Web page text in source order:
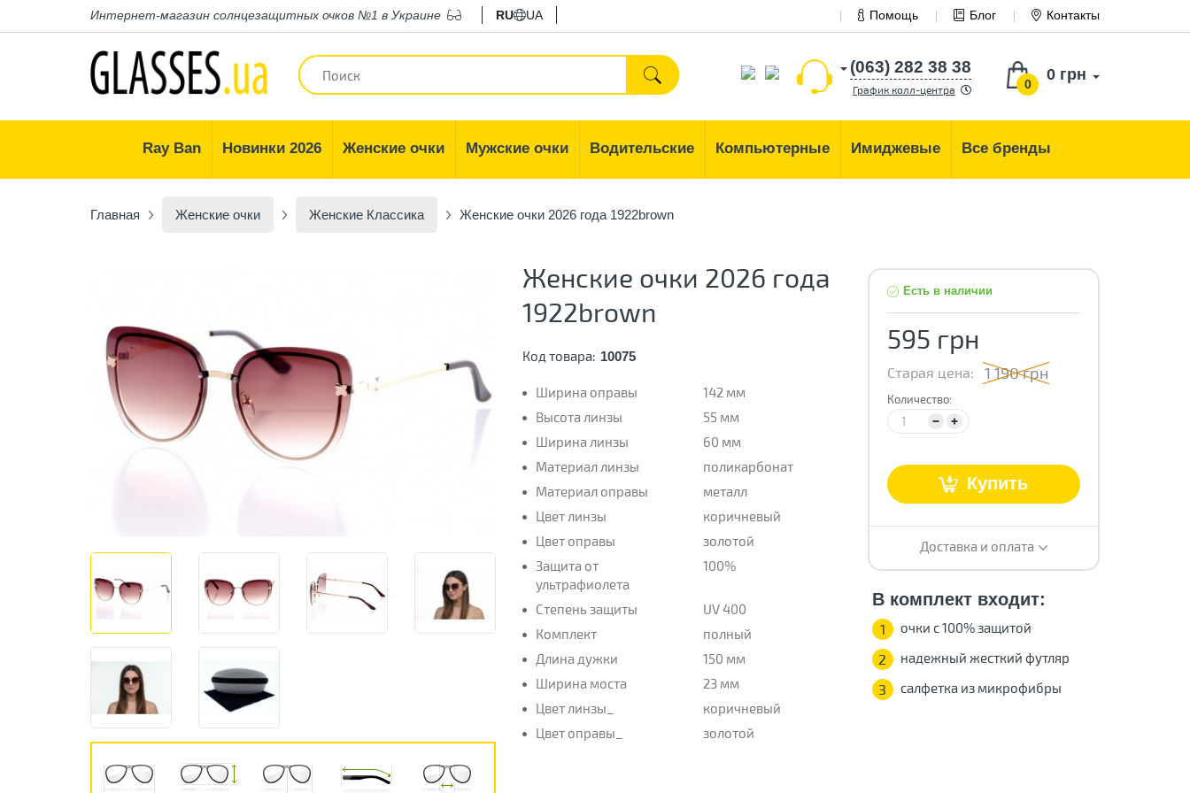
Интернет-магазин солнцезащитных очков №1 в Украине RU UA Помощь Блог Контакты
0
0 грн
(063) 282 38 38
График колл-центра
Ray Ban Новинки 2026 Женские очки Мужские очки Водительские Компьютерные Имиджевые Все бренды
Главная Женские очки Женские Классика Женские очки 2026 года 1922brown
Женские очки 2026 года
1922brown
Код товара: 10075
Ширина оправы
142 мм
Высота линзы
55 мм
Ширина линзы
60 мм
Материал линзы
поликарбонат
Материал оправы
металл
Цвет линзы
коричневый
Цвет оправы
золотой
Защита от
ультрафиолета
100%
Степень защиты
UV 400
Комплект
полный
Длина дужки
150 мм
Ширина моста
23 мм
Цвет линзы_
коричневый
Цвет оправы_
золотой
Есть в наличии
595 грн
Старая цена: 1 190 грн
Количество:
Купить
Доставка и оплата
В комплект входит:
1 очки с 100% защитой
2 надежный жесткий футляр
3 салфетка из микрофибры